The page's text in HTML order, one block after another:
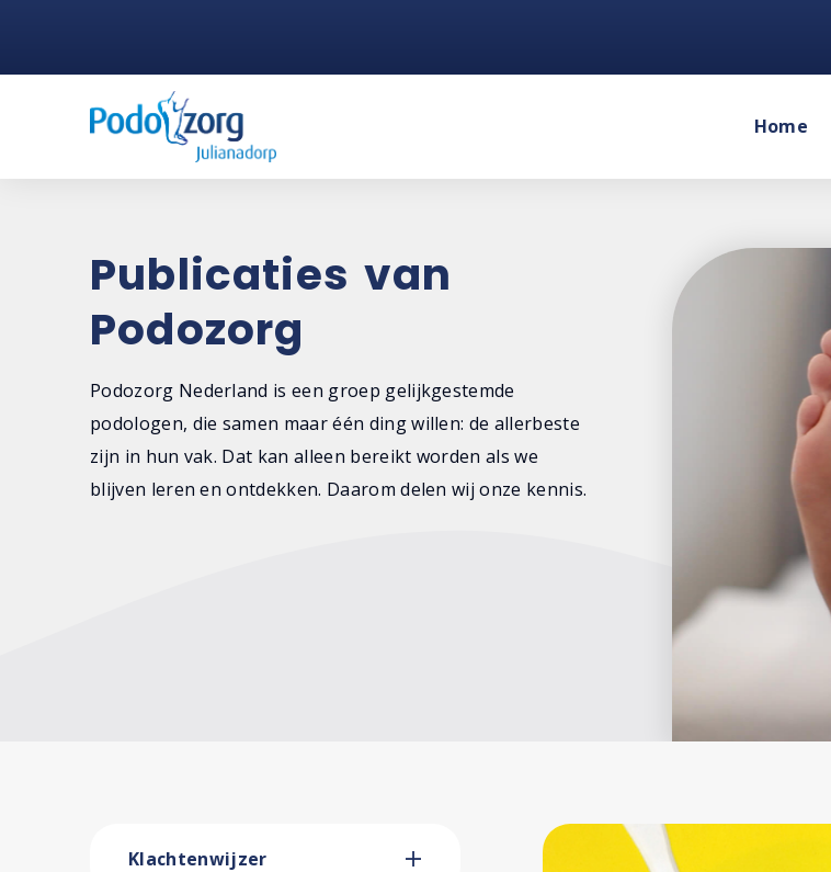
Home
Publicaties van
Podozorg
Podozorg Nederland is een groep gelijkgestemde
podologen, die samen maar één ding willen: de allerbeste
zijn in hun vak. Dat kan alleen bereikt worden als we
blijven leren en ontdekken. Daarom delen wij onze kennis.
Klachtenwijzer